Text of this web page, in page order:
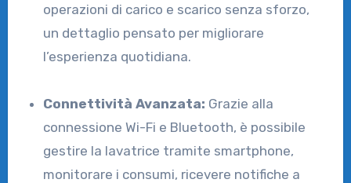
operazioni di carico e scarico senza sforzo,
un dettaglio pensato per migliorare
l’esperienza quotidiana.
Connettività Avanzata: Grazie alla
connessione Wi-Fi e Bluetooth, è possibile
gestire la lavatrice tramite smartphone,
monitorare i consumi, ricevere notifiche a